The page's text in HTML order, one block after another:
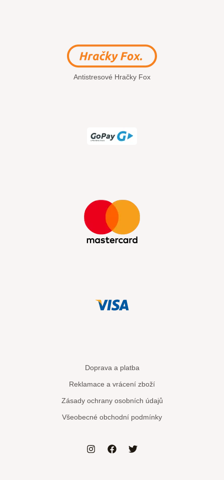
Antistresové Hračky Fox
Doprava a platba
Reklamace a vrácení zboží
Zásady ochrany osobních údajů
Všeobecné obchodní podmínky